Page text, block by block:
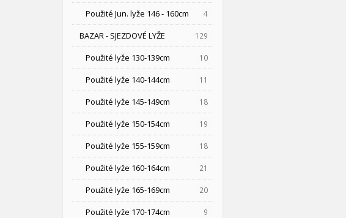
Použité Jun. lyže 146 - 160cm 4
BAZAR - SJEZDOVÉ LYŽE 129
Použité lyže 130-139cm 10
Použité lyže 140-144cm 11
Použité lyže 145-149cm 18
Použité lyže 150-154cm 19
Použité lyže 155-159cm 18
Použité lyže 160-164cm 21
Použité lyže 165-169cm 20
Použité lyže 170-174cm 9